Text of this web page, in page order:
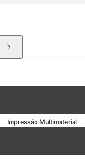
Impressão Multimaterial